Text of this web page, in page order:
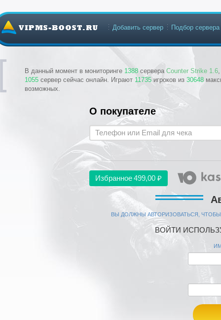
В данный момент в мониторинге 1388 сервера Counter Strike 1.6
1055 сервер сейчас онлайн. Играют 11735 игроков из 30648
возможных.
Добавить сервер Подбор сервера
О покупателе
Избранное499,00 ₽
ВЫ ДОЛЖНЫ АВТОРИЗОВАТЬСЯ,
ВОЙТИ